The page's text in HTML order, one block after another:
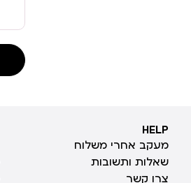
HELP
HELP
מעקב אחרי משלוח
שאלות ותשובות
צרו קשר